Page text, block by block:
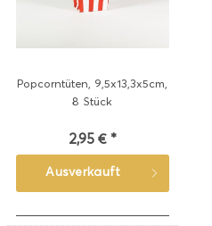
Popcorntüten, 9,5x13,3x5cm,
8 Stück
2,95 € *
Ausverkauft